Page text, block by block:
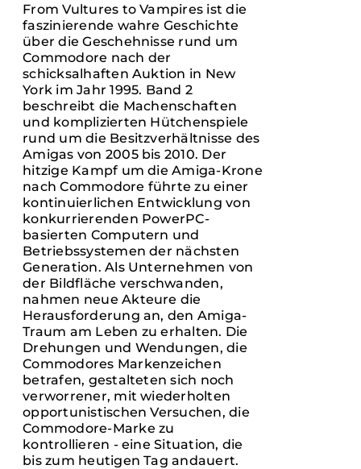
From Vultures to Vampires ist die
faszinierende wahre Geschichte
über die Geschehnisse rund um
Commodore nach der
schicksalhaften Auktion in New
York im Jahr 1995. Band 2
beschreibt die Machenschaften
und komplizierten Hütchenspiele
rund um die Besitzverhältnisse des
Amigas von 2005 bis 2010. Der
hitzige Kampf um die Amiga-Krone
nach Commodore führte zu einer
kontinuierlichen Entwicklung von
konkurrierenden PowerPC-
basierten Computern und
Betriebssystemen der nächsten
Generation. Als Unternehmen von
der Bildfläche verschwanden,
nahmen neue Akteure die
Herausforderung an, den Amiga-
Traum am Leben zu erhalten. Die
Drehungen und Wendungen, die
Commodores Markenzeichen
betrafen, gestalteten sich noch
verworrener, mit wiederholten
opportunistischen Versuchen, die
Commodore-Marke zu
kontrollieren - eine Situation, die
bis zum heutigen Tag andauert.